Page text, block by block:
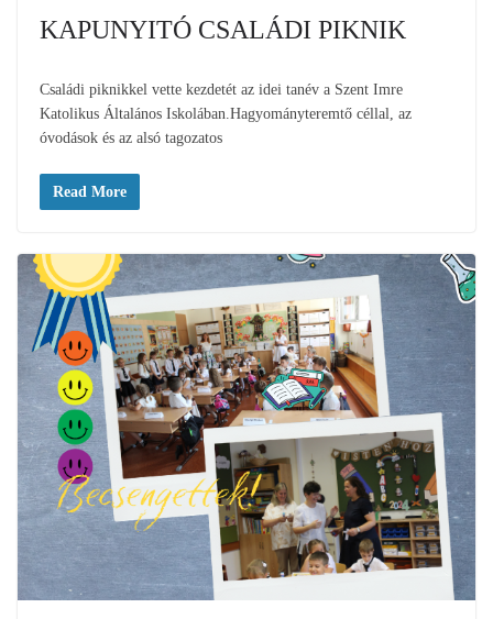
KAPUNYITÓ CSALÁDI PIKNIK
Családi piknikkel vette kezdetét az idei tanév a Szent Imre
Katolikus Általános Iskolában.Hagyományteremtő céllal, az
óvodások és az alsó tagozatos
Read More